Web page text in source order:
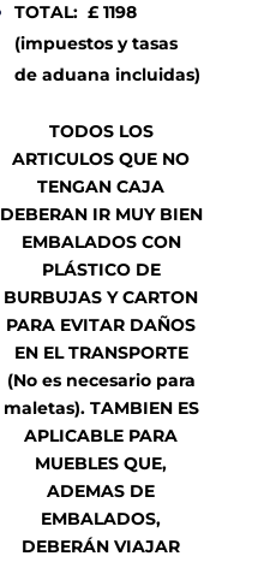
TOTAL: £ 1198
(impuestos y tasas
de aduana incluidas)
TODOS LOS
ARTICULOS QUE NO
TENGAN CAJA
DEBERAN IR MUY BIEN
EMBALADOS CON
PLÁSTICO DE
BURBUJAS Y CARTON
PARA EVITAR DAÑOS
EN EL TRANSPORTE
(No es necesario para
maletas). TAMBIEN ES
APLICABLE PARA
MUEBLES QUE,
ADEMAS DE
EMBALADOS,
DEBERÁN VIAJAR